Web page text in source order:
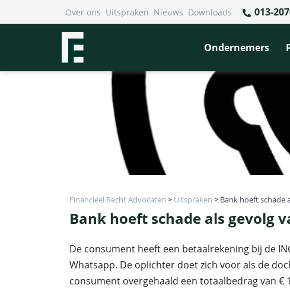
Over ons Uitspraken Nieuws Downloads 013-
Ondernemers
Financieel Recht Advocaten > Uitspraken > Bank hoeft schade
Bank hoeft schade als gevolg
De consument heeft een betaalrekening bij de
Whatsapp. De oplichter doet zich voor als de
consument overgehaald een totaalbedrag van €